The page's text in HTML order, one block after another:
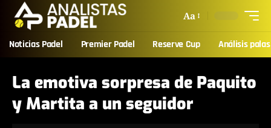
Aa
Noticias Padel Premier Padel Reserve Cup Análisis palas
La emotiva sorpresa de Paquito
y Martita a un seguidor